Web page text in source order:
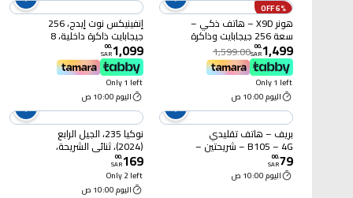
6% OFF
هونر X9D – هاتف ذكي –
سعة 256 جيجابايت وذاكرة
12 جيجابايت – الجيل
الخامس 5G – تقنية الذكاء
الاصطناعي – أسود
1,499
.
00
SAR
1,599.00
Only 1 left
اليوم 10:00 ص
إنفينيكس نوت إيدج، 256
جيجابايت ذاكرة داخلية، 8
جيجابايت سعة الرام، يدعم
الجيل الخامس، لانتانا
1,099
.
00
SAR
Only 1 left
اليوم 10:00 ص
بريف – هاتف تقليدي
B105 – 4G – شريحتين –
شحن Type-C
79
.
00
SAR
اليوم 10:00 ص
نوكيا 235، الجيل الرابع
(2024)، ثنائي الشريحة،
أسود
169
.
00
SAR
Only 2 left
اليوم 10:00 ص